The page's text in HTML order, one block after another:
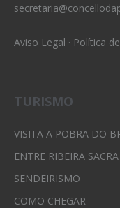
Aviso Legal · Política
TURISMO
VISITA A POBRA DO
ENTRE RIBEIRA
SENDEIRISMO
COMO CHEGAR